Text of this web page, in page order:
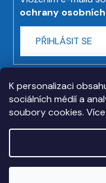
K personalizaci
sociálních médií a
soubory cookies.
ochrany
PŘIHLÁSIT SE